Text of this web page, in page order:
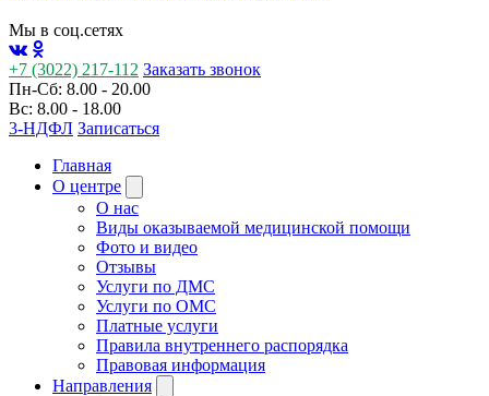
Мы в соц.сетях
+7 (3022) 217-112 Заказать звонок
Пн-Сб: 8.00 - 20.00
Вс: 8.00 - 18.00
3-НДФЛ Записаться
Главная
О центре
О нас
Виды оказываемой медицинской помощи
Фото и видео
Отзывы
Услуги по ДМС
Услуги по ОМС
Платные услуги
Правила внутреннего распорядка
Правовая информация
Направления